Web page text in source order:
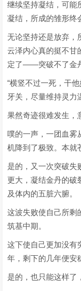
继续坚持凝结，可能
凝结，所成的雏形终
无论坚持还是放弃，
云泽内心真的挺不甘
定了——突破不了金
“横竖不过一死，干
牙关，尽量维持灵力
果然奇迹很难发生，
噗的一声，一团血雾
机降到了极致。本就
是的，又一次突破失
更大，凝结金丹的破
及体内的五脏六腑。
这波失败使自己所剩
筑基中期。
这下使自己更加没有
年，剩下的几年便安
是的，也只能这样了